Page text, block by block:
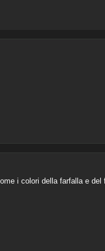
i colori della farfalla e